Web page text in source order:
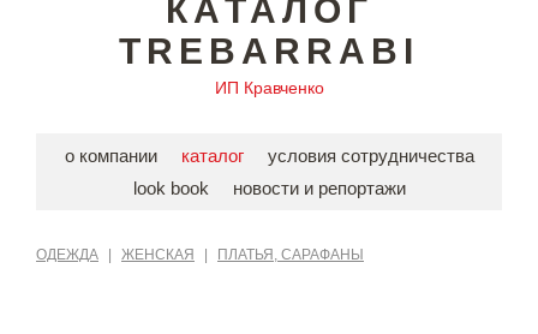
КАТАЛОГ
TREBARRABI
ИП Кравченко
о компании каталог
условия сотрудничества
look book
новости и репортажи
ОДЕЖДА ЖЕНСКАЯ ПЛАТЬЯ, САРАФАНЫ